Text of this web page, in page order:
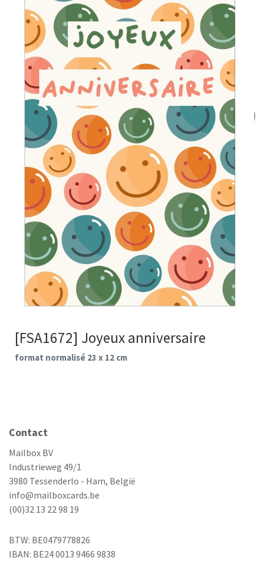
[FSA1672] Joyeux anniversaire
format normalisé 23 x 12 cm
Contact
Mailbox BV
Industrieweg 49/1
3980 Tessenderlo - Ham, België
info@mailboxcards.be
(00)32 13 22 98 19
BTW: BE0479778826
IBAN: BE24 0013 9466 9838